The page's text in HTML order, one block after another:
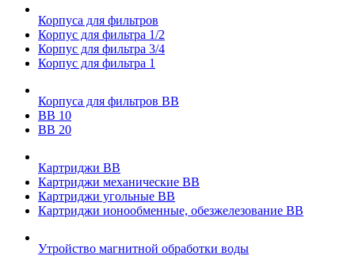
Корпуса для фильтров
Корпус для фильтра 1/2
Корпус для фильтра 3/4
Корпус для фильтра 1
Корпуса для фильтров ВВ
ВВ 10
ВВ 20
Картриджи ВВ
Картриджи механические ВВ
Картриджи угольные ВВ
Картриджи ионообменные, обезжелезование ВВ
Утройство магнитной обработки воды